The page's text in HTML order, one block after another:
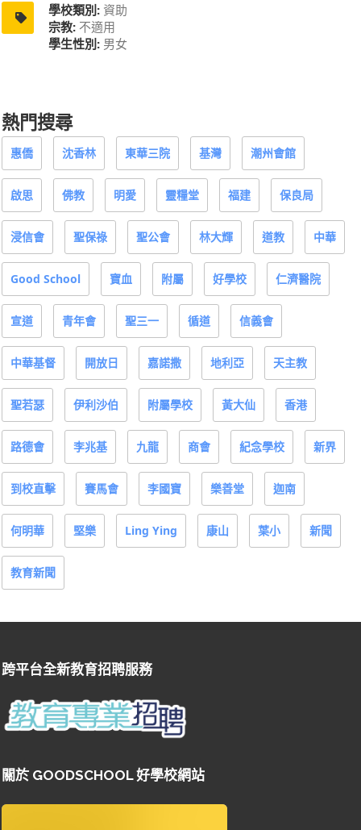
學校類別: 資助
宗教: 不適用
學生性別: 男女
熱門搜尋
惠僑 沈香林 東華三院 基灣 潮州會館
啟思 佛教 明愛 靈糧堂 福建 保良局
浸信會 聖保祿 聖公會 林大輝 道教 中華
Good School 寶血 附屬 好學校 仁濟醫院
宣道 青年會 聖三一 循道 信義會
中華基督 開放日 嘉諾撒 地利亞 天主教
聖若瑟 伊利沙伯 附屬學校 黃大仙 香港
路德會 李兆基 九龍 商會 紀念學校 新界
到校直擊 賽馬會 李國寶 樂善堂 迦南
何明華 堅樂 Ling Ying 康山 葉小 新聞
教育新聞
跨平台全新教育招聘服務
關於 GOODSCHOOL 好學校網站